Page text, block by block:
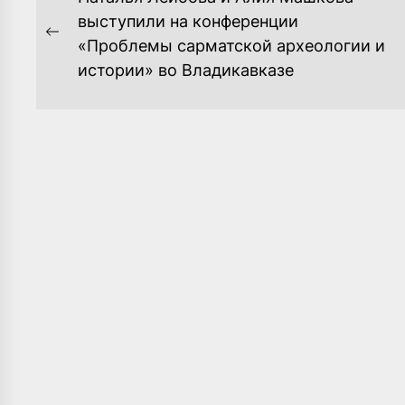
ПО
ЗАПИСЯМ
Previous
post:
выступили на конференции
«Проблемы сарматской археологии и
истории» во Владикавказе